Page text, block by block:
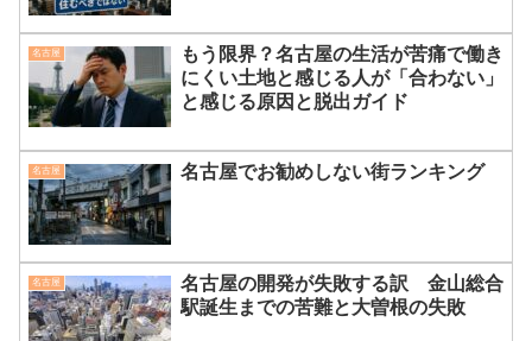
名古屋
もう限界？名古屋の生活が苦痛で働き
にくい土地と感じる人が「合わない」
と感じる原因と脱出ガイド
名古屋 名古屋でお勧めしない街ランキング
名古屋
名古屋の開発が失敗する訳 金山総合
駅誕生までの苦難と大曽根の失敗